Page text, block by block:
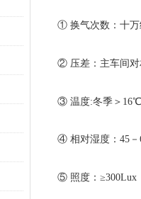
① 换气次数：十万
② 压差：主车间对
③ 温度:冬季＞
④ 相对湿度：45－
⑤ 照度：≥300Lux